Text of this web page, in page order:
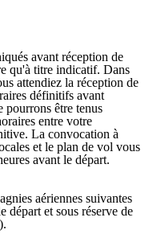
avant réception de
qu'à titre indicatif. Dans
attendiez la réception de
définitifs avant
pourrons être tenus
entre votre
La convocation à
et le plan de vol vous
avant le départ.
aériennes suivantes
départ et sous réserve de